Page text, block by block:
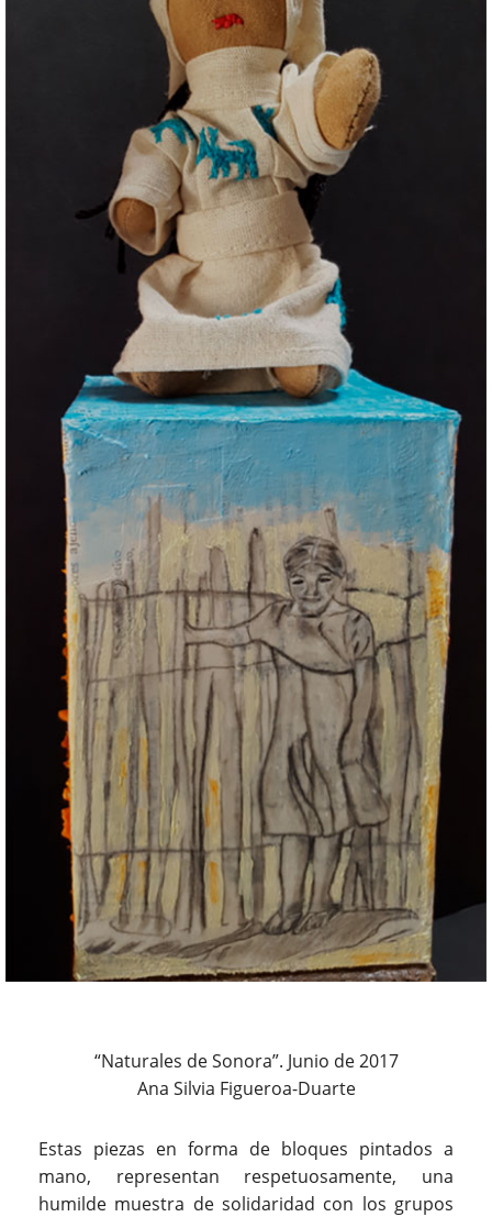
“Naturales de Sonora”. Junio de 2017
Ana Silvia Figueroa-Duarte
Estas piezas en forma de bloques pintados a
mano, representan respetuosamente, una
humilde muestra de solidaridad con los grupos